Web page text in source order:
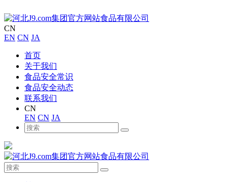
CN
EN CN JA
首页
关于我们
食品安全常识
食品安全动态
联系我们
CN
EN CN JA